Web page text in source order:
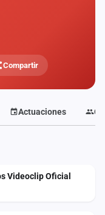
Compartir
Actuaciones
Videoclip Oficial